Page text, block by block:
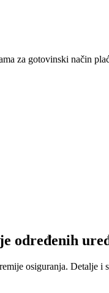
za gotovinski način
određenih
osiguranja. Detalje